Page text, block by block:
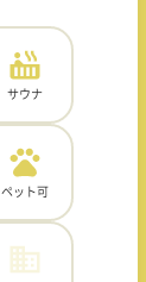
サウナ
ペット可